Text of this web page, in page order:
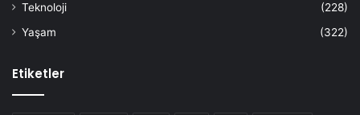
Teknoloji
(228)
Yaşam
(322)
Etiketler